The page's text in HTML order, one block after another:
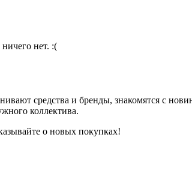
нет. :(
средства и бренды, знакомятся с
коллектива.
о новых покупках!